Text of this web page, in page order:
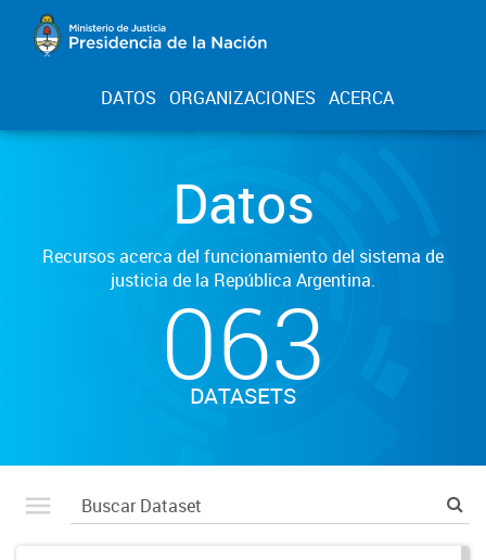
DATOS ORGANIZACIONES ACERCA
Datos
Recursos acerca del funcionamiento del sistema de
justicia de la República Argentina.
063
DATASETS